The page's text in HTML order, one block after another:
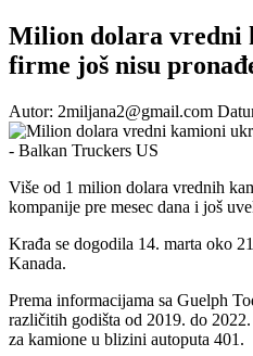
Milion dolara vredni
firme još nisu
Autor: 2miljana2@gmail.com
Više od 1 milion dolara vrednih
kompanije pre mesec dana i još
Krađa se dogodila 14. marta oko
Kanada.
Prema informacijama sa Guelph
različitih godišta od 2019. do
za kamione u blizini autoputa 401.